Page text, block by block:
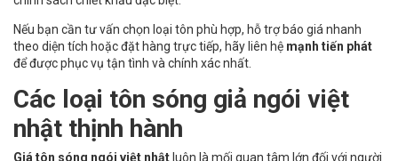
Nếu bạn cần tư vấn chọn loại tôn phù hợp, hỗ trợ báo giá nhanh
theo diện tích hoặc đặt hàng trực tiếp, hãy liên hệ mạnh tiến phát
để được phục vụ tận tình và chính xác nhất.
Các loại tôn sóng giả ngói việt
nhật thịnh hành
Giá tôn sóng ngói việt nhật luôn là mối quan tâm lớn đối với người